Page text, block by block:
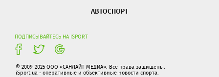
АВТОСПОРТ
ПОДПИСЫВАЙТЕСЬ НА ISPORT
© 2009-2025 ООО «САНЛАЙТ МЕДИА». Все права защищены.
iSport.ua - оперативные и объективные новости спорта.